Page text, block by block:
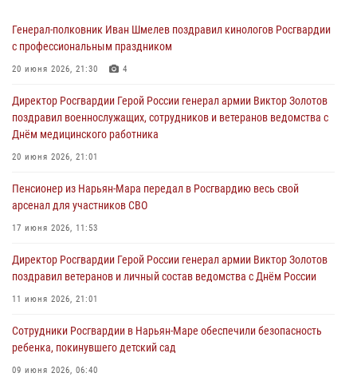
Генерал-полковник Иван Шмелев поздравил кинологов Росгвардии
с профессиональным праздником
20 июня 2026, 21:30 4
Директор Росгвардии Герой России генерал армии Виктор Золотов
поздравил военнослужащих, сотрудников и ветеранов ведомства с
Днём медицинского работника
20 июня 2026, 21:01
Пенсионер из Нарьян-Мара передал в Росгвардию весь свой
арсенал для участников СВО
17 июня 2026, 11:53
Директор Росгвардии Герой России генерал армии Виктор Золотов
поздравил ветеранов и личный состав ведомства с Днём России
11 июня 2026, 21:01
Сотрудники Росгвардии в Нарьян-Маре обеспечили безопасность
ребенка, покинувшего детский сад
09 июня 2026, 06:40